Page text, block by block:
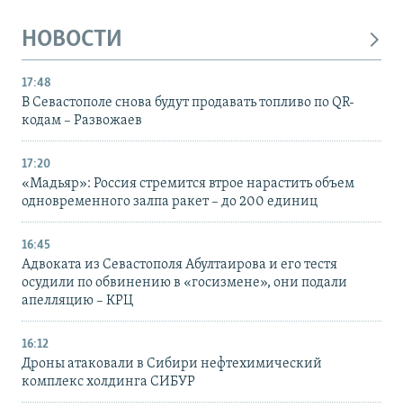
НОВОСТИ
17:48
В Севастополе снова будут продавать топливо по QR-
кодам – Развожаев
17:20
«Мадьяр»: Россия стремится втрое нарастить объем
одновременного залпа ракет – до 200 единиц
16:45
Адвоката из Севастополя Абултаирова и его тестя
осудили по обвинению в «госизмене», они подали
апелляцию – КРЦ
16:12
Дроны атаковали в Сибири нефтехимический
комплекс холдинга СИБУР